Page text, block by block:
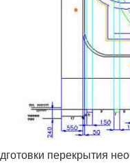
перекрытия